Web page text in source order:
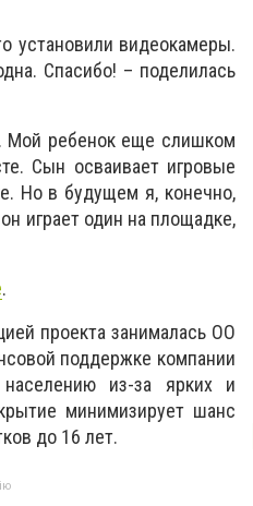
установили видеокамеры.
Спасибо! – поделилась
Мой ребенок еще слишком
Сын осваивает игровые
Но в будущем я, конечно,
играет один на площадке,
.
проекта занималась ОО
поддержке компании
из-за ярких и
минимизирует шанс
до 16 лет.